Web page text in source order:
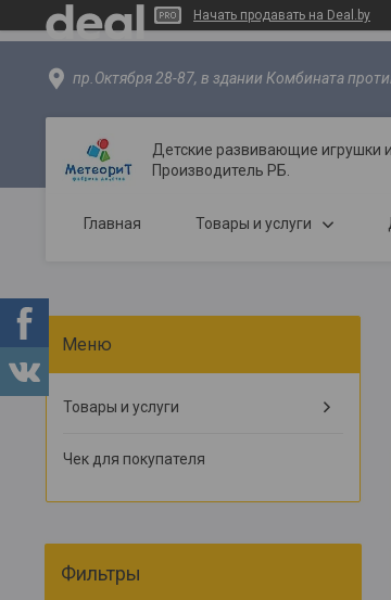
Начать продавать на Deal.by
пр.Октября 28-87, в здании Комбината
Детские развивающие игрушки
Производитель РБ.
Главная Товары и услуги
Товары и услуги
Чек для покупателя
Фильтры